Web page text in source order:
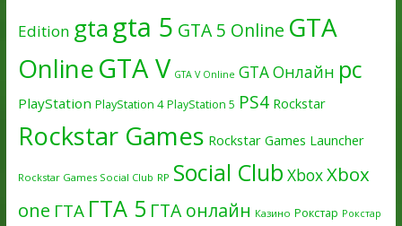
Edition gtagta 5 GTA 5 Online GTA
OnlineGTA V GTA V Online GTA Онлайн pc
PlayStation PlayStation 4 PlayStation 5 PS4 Rockstar
Rockstar Games Rockstar Games Launcher
Rockstar Games Social Club RP Social Club XboxXbox
one ГТА ГТА 5 ГТА онлайн Казино Рокстар Рокстар